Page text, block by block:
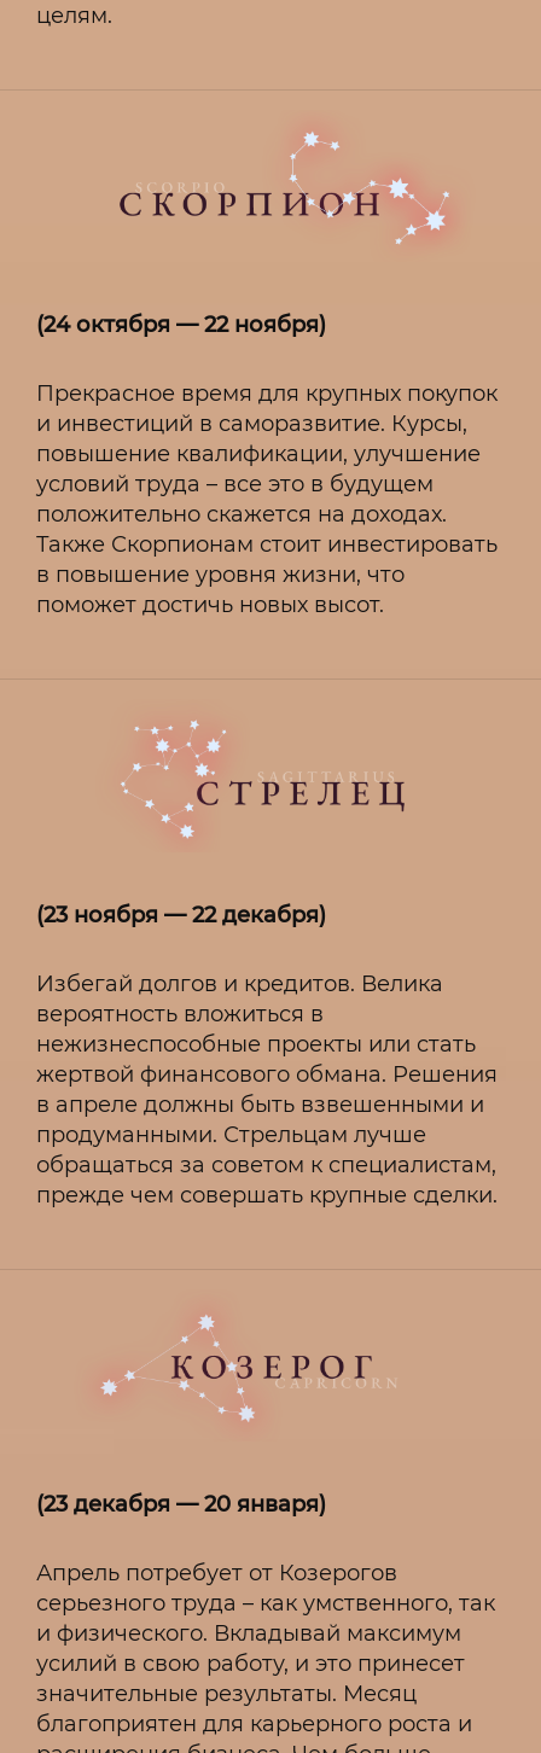
целям.
(24 октября — 22 ноября)
Прекрасное время для крупных покупок
и инвестиций в саморазвитие. Курсы,
повышение квалификации, улучшение
условий труда – все это в будущем
положительно скажется на доходах.
Также Скорпионам стоит инвестировать
в повышение уровня жизни, что
поможет достичь новых высот.
(23 ноября — 22 декабря)
Избегай долгов и кредитов. Велика
вероятность вложиться в
нежизнеспособные проекты или стать
жертвой финансового обмана. Решения
в апреле должны быть взвешенными и
продуманными. Стрельцам лучше
обращаться за советом к специалистам,
прежде чем совершать крупные сделки.
(23 декабря — 20 января)
Апрель потребует от Козерогов
серьезного труда – как умственного, так
и физического. Вкладывай максимум
усилий в свою работу, и это принесет
значительные результаты. Месяц
благоприятен для карьерного роста и